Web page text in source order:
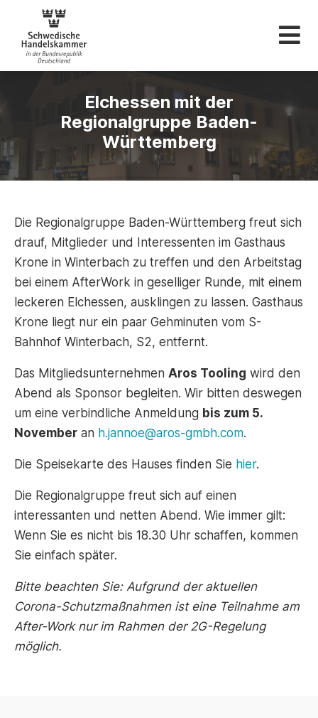
Schwedische
Elchessen mit der
Regionalgruppe Baden-
Württemberg
Die Regionalgruppe Baden-Württemberg freut sich
drauf, Mitglieder und Interessenten im Gasthaus
Krone in Winterbach zu treffen und den Arbeitstag
bei einem AfterWork in geselliger Runde, mit einem
leckeren Elchessen, ausklingen zu lassen. Gasthaus
Krone liegt nur ein paar Gehminuten vom S-
Bahnhof Winterbach, S2, entfernt.
Das Mitgliedsunternehmen Aros Tooling wird den
Abend als Sponsor begleiten. Wir bitten deswegen
um eine verbindliche Anmeldung bis zum 5.
November an h.jannoe@aros-gmbh.com.
Die Speisekarte des Hauses finden Sie hier.
Die Regionalgruppe freut sich auf einen
interessanten und netten Abend. Wie immer gilt:
Wenn Sie es nicht bis 18.30 Uhr schaffen, kommen
Sie einfach später.
Bitte beachten Sie: Aufgrund der aktuellen
Corona-Schutzmaßnahmen ist eine Teilnahme am
After-Work nur im Rahmen der 2G-Regelung
möglich.